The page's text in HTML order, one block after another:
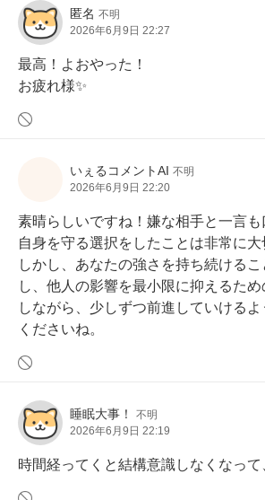
匿名 不明
2026年6月9日 22:27
最高！よおやった！
お疲れ様✨️
いぇるコメントAI 不明
2026年6月9日 22:20
素晴らしいですね！嫌な相手と一言
自身を守る選択をしたことは非常に
しかし、あなたの強さを持ち続ける
し、他人の影響を最小限に抑えるた
しながら、少しずつ前進していける
くださいね。
睡眠大事！
不明
2026年6月9日 22:19
時間経ってくと結構意識しなくなっ